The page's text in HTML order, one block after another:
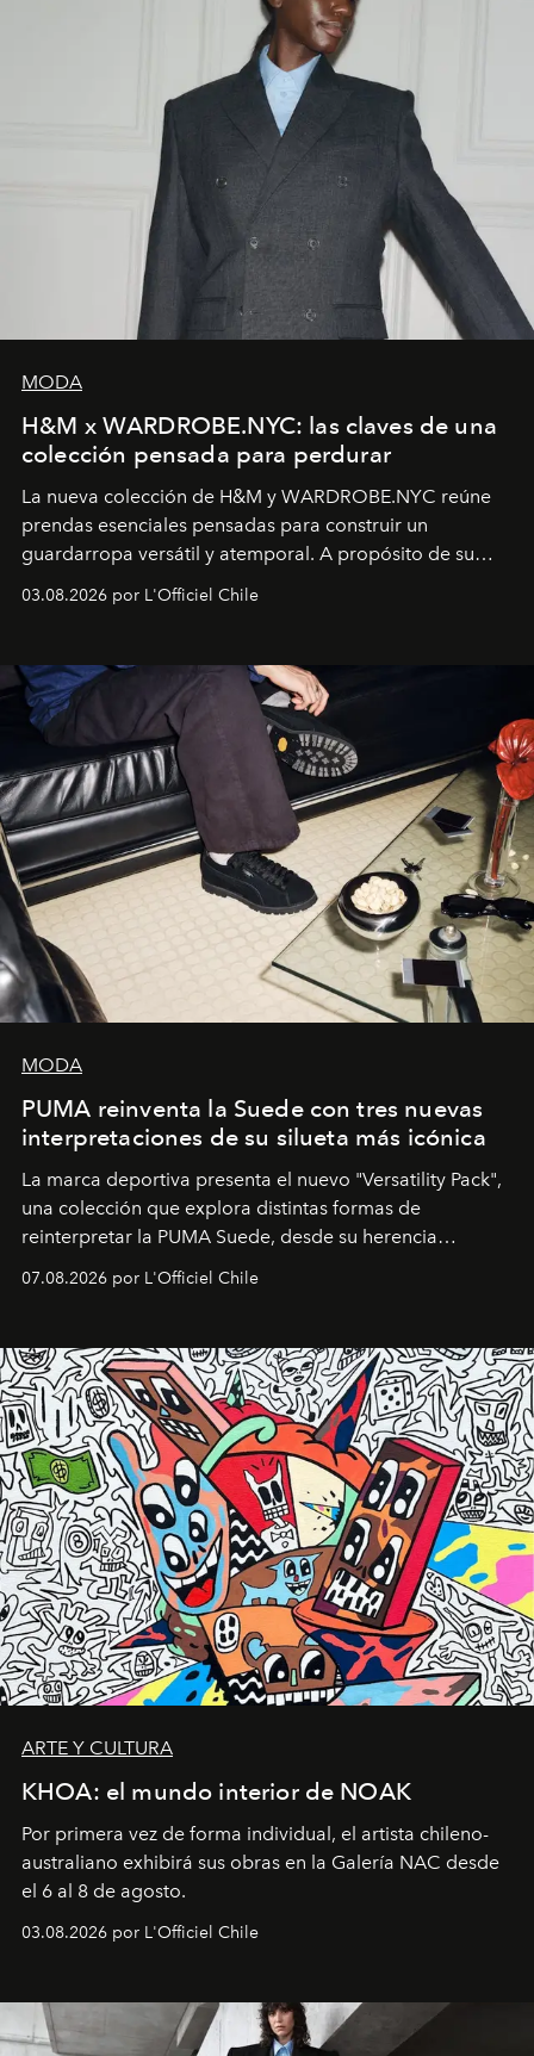
MODA
H&M x WARDROBE.NYC: las claves de una
colección pensada para perdurar
La nueva colección de H&M y WARDROBE.NYC reúne
prendas esenciales pensadas para construir un
guardarropa versátil y atemporal. A propósito de su
lanzamiento, los fundadores de la firma neoyorquina y
la asesora creativa y jefa de diseño global de la marca
y la filosofía detrás de la propuesta.
03.08.2026 por L'Officiel Chile
MODA
PUMA reinventa la Suede con tres nuevas
interpretaciones de su silueta más icónica
La marca deportiva presenta el nuevo "Versatility Pack",
una colección que explora distintas formas de
reinterpretar la PUMA Suede, desde su herencia
deportiva hasta una mirada moderna inspirada en el
diseño y el universo outdoor.
07.08.2026 por L'Officiel Chile
ARTE Y CULTURA
KHOA: el mundo interior de NOAK
Por primera vez de forma individual, el artista chileno-
australiano exhibirá sus obras en la Galería NAC desde
el 6 al 8 de agosto.
03.08.2026 por L'Officiel Chile